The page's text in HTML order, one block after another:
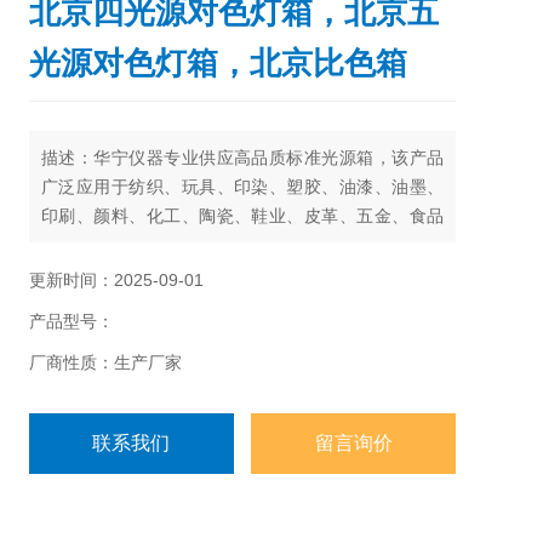
北京四光源对色灯箱，北京五
光源对色灯箱，北京比色箱
描述：华宁仪器专业供应高品质标准光源箱，该产品
广泛应用于纺织、玩具、印染、塑胶、油漆、油墨、
印刷、颜料、化工、陶瓷、鞋业、皮革、五金、食品
询。
更新时间：2025-09-01
产品型号：
厂商性质：生产厂家
联系我们 留言询价